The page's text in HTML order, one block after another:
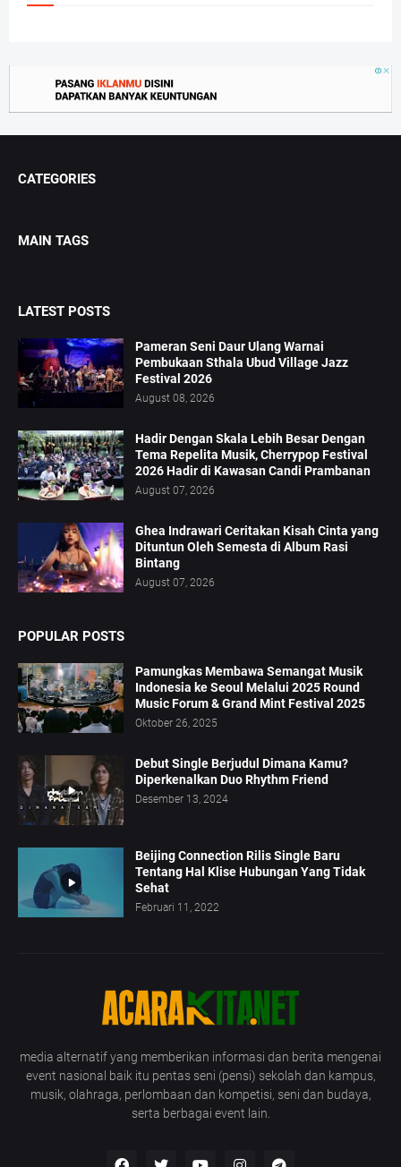
CATEGORIES
MAIN TAGS
LATEST POSTS
Pameran Seni Daur Ulang Warnai
Pembukaan Sthala Ubud Village Jazz
Festival 2026
August 08, 2026
Hadir Dengan Skala Lebih Besar Dengan
Tema Repelita Musik, Cherrypop Festival
2026 Hadir di Kawasan Candi Prambanan
August 07, 2026
Ghea Indrawari Ceritakan Kisah Cinta yang
Dituntun Oleh Semesta di Album Rasi
Bintang
August 07, 2026
POPULAR POSTS
Pamungkas Membawa Semangat Musik
Indonesia ke Seoul Melalui 2025 Round
Music Forum & Grand Mint Festival 2025
Oktober 26, 2025
Debut Single Berjudul Dimana Kamu?
Diperkenalkan Duo Rhythm Friend
Desember 13, 2024
Beijing Connection Rilis Single Baru
Tentang Hal Klise Hubungan Yang Tidak
Sehat
Februari 11, 2022
media alternatif yang memberikan informasi dan berita mengenai
event nasional baik itu pentas seni (pensi) sekolah dan kampus,
musik, olahraga, perlombaan dan kompetisi, seni dan budaya,
serta berbagai event lain.